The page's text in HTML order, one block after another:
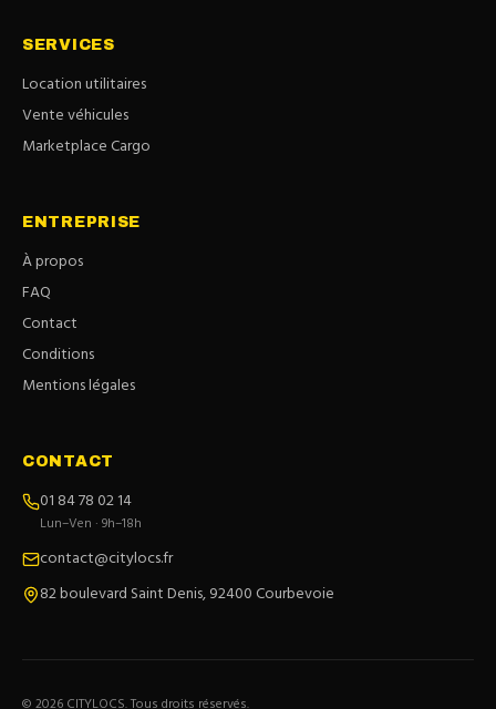
SERVICES
Location utilitaires
Vente véhicules
Marketplace Cargo
ENTREPRISE
À propos
FAQ
Contact
Conditions
Mentions légales
CONTACT
01 84 78 02 14
Lun–Ven · 9h–18h
contact@citylocs.fr
82 boulevard Saint Denis, 92400 Courbevoie
© 2026 CITYLOCS. Tous droits réservés.